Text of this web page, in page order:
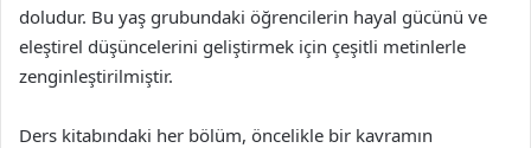
doludur. Bu yaş grubundaki öğrencilerin hayal gücünü ve
eleştirel düşüncelerini geliştirmek için çeşitli metinlerle
zenginleştirilmiştir.
Ders kitabındaki her bölüm, öncelikle bir kavramın